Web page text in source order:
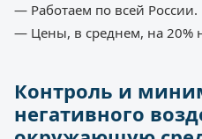
— Работаем по всей России.
— Цены, в среднем, на 20%
Контроль и
негативного